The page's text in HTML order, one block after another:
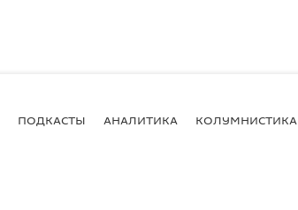
ПОДКАСТЫ АНАЛИТИКА КОЛУМНИСТИКА